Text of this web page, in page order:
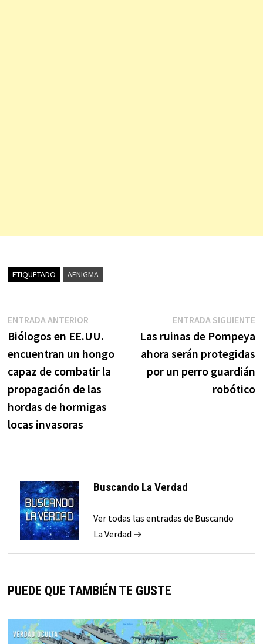
ETIQUETADO AENIGMA
Navegación
de
entradas
ENTRADA ANTERIOREntrada
anterior:
Biólogos en EE.UU.
encuentran un hongo
capaz de combatir la
propagación de las
hordas de hormigas
locas invasoras
ENTRADA SIGUIENTE
Las ruinas de Pompeya
ahora serán protegidas
por un perro guardián
robótico
Buscando La Verdad
Ver todas las entradas de Buscando
La Verdad →
PUEDE QUE TAMBIÉN TE GUSTE